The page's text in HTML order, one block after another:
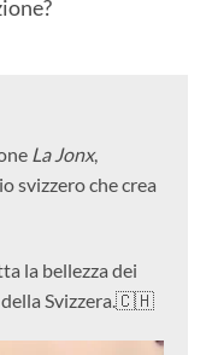
La Jonx,
svizzero che crea
la bellezza dei
Svizzera.🇨🇭